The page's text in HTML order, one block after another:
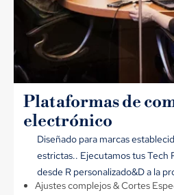
Plataformas de
electrónico
Diseñado para marcas
estrictas.. Ejecutamos tus Tech
desde R personalizado&D a la
Ajustes complejos & Cortes